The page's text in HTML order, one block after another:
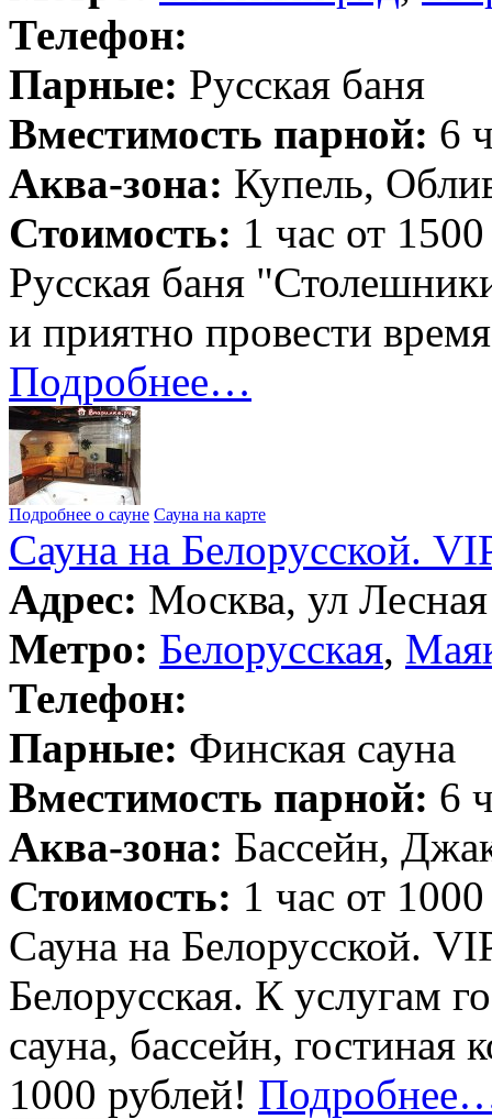
Телефон:
Парные: Русская баня
Вместимость парной: 6
Аква-зона: Купель,
Стоимость: 1 час от
Русская баня
и приятно провести
Подробнее…
Подробнее о сауне Сауна на карте
Сауна на Белорусской.
Адрес: Москва, ул
Метро: Белорусская,
Телефон:
Парные: Финская сауна
Вместимость парной: 6
Аква-зона: Бассейн,
Стоимость: 1 час от
Сауна на Белорусской.
Белорусская. К услугам
сауна, бассейн, гостиная
1000 рублей!